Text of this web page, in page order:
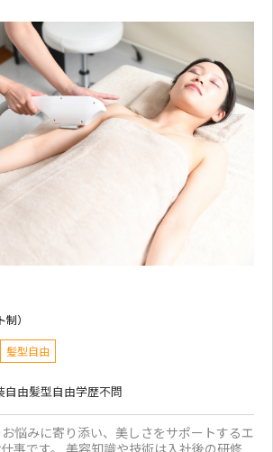
）
髪型自由
自由髪型自由学歴不問
悩みに寄り添い、美しさをサポートするエ